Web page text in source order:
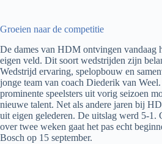
Groeien naar de competitie
De dames van HDM ontvingen vandaag
eigen veld. Dit soort wedstrijden zijn
Wedstrijd ervaring, spelopbouw en
jonge team van coach Diederik van
prominente speelsters uit vorig seizoen
nieuwe talent. Net als andere jaren bij
uit eigen gelederen. De uitslag werd 5-1.
over twee weken gaat het pas echt
Bosch op 15 september.